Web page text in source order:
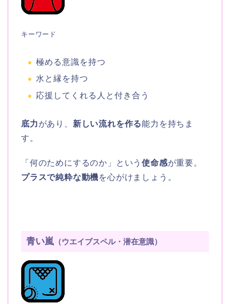
キーワード
極める意識を持つ
水と縁を持つ
応援してくれる人と付き合う
底力があり、 新しい流れを作る能力を持ちま
す。
「何のためにするのか」という使命感が重要。
プラスで純粋な動機を心がけましょう。
青い嵐 （ウエイブスペル・潜在意識）